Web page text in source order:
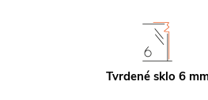
Tvrdené sklo 6